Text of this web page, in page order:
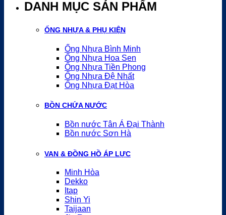
DANH MỤC SẢN PHẨM
ỐNG NHỰA & PHỤ KIỆN
Ống Nhựa Bình Minh
Ống Nhựa Hoa Sen
Ống Nhựa Tiền Phong
Ống Nhựa Đệ Nhất
Ống Nhựa Đạt Hòa
BỒN CHỨA NƯỚC
Bồn nước Tân Á Đại Thành
Bồn nước Sơn Hà
VAN & ĐỒNG HỒ ÁP LỰC
Minh Hòa
Dekko
Itap
Shin Yi
Taijaan